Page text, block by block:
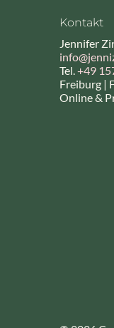
Kontakt
Jennifer
Tel.+49
Freiburg |
Online &